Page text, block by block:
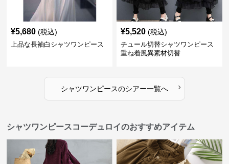
¥5,680 (税込)
上品な長袖白シャツワンピース
¥5,520 (税込)
チュール切替シャツワンピース
重ね着風異素材切替
シャツワンピースのシアー一覧へ ›
シャツワンピースコーデュロイのおすすめアイテム